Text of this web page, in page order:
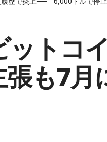
ットコ
も7月